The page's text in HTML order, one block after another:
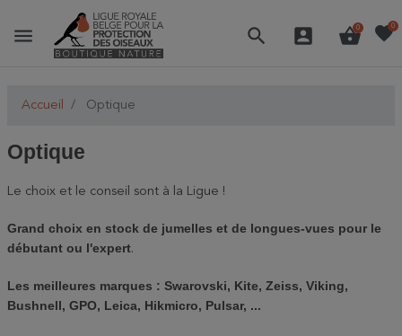
menu search account_box shopping_basket
0 favorite0
Accueil Optique
Optique
Le choix et le conseil sont à la Ligue !
Grand choix en stock de jumelles et de longues-vues pour le
débutant ou l'expert.
Les meilleures marques : Swarovski, Kite, Zeiss, Viking,
Bushnell, GPO, Leica, Hikmicro, Pulsar, ...